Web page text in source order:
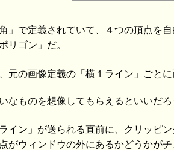
」で定義されていて、４つの頂点を
リゴン」だ。
元の画像定義の「横１ライン」ごと
なものを想像してもらえるといいだろ
イン」が送られる直前に、クリッピン
がウィンドウの外にあるかどうかが